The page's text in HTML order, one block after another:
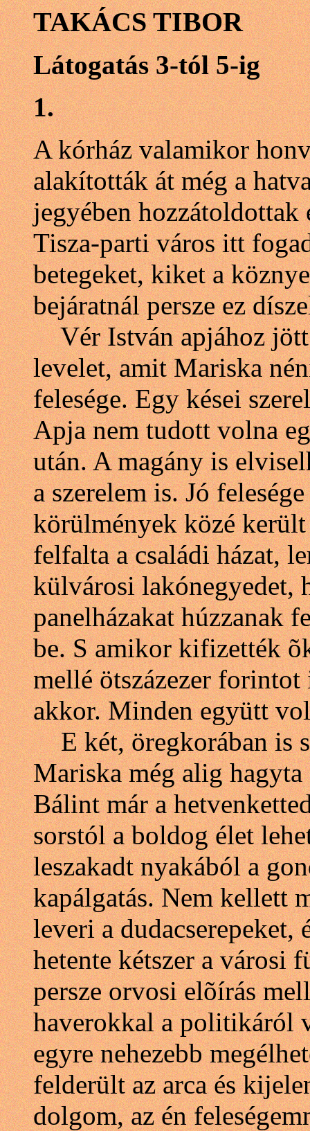
TAKÁCS TIBOR
Látogatás 3-tól 5-ig
1.
A kórház valamikor
alakították át még a
jegyében hozzátoldottak
Tisza-parti város itt
betegeket, kiket a
bejáratnál persze ez
Vér István apjához jött.
levelet, amit Mariska
felesége. Egy kései
Apja nem tudott volna
után. A magány is
a szerelem is. Jó
körülmények közé
felfalta a családi házat,
külvárosi lakónegyedet,
panelházakat húzzanak
be. S amikor kifizették
mellé ötszázezer
akkor. Minden együtt
E két, öregkorában is
Mariska még alig
Bálint már a
sorstól a boldog élet
leszakadt nyakából a
kapálgatás. Nem kellett
leveri a dudacserepeket,
hetente kétszer a városi
persze orvosi elõírás
haverokkal a politikáról
egyre nehezebb
felderült az arca és
dolgom, az én